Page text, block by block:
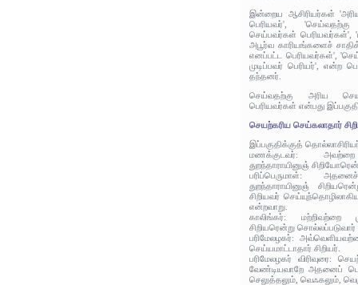
இன்றைய ஆசிரியர்கள்
பெரியவர்',
செய்பவர்கள் பெரியவர்கள்',
அபூர்வ காரியங்களைச்
எனப்பட்ட பெரியவர்கள்',
முடிப்பவர் பெரியர்', என்ற
தந்தனர்.
செய்வதற்கு அரிய
பெரியவர்கள் என்பது
செயற்கரிய செய்கலாதார்
இப்பகுதிக்குத்
மணக்குடவர்: அவற்றை
துறந்தாராயினுஞ்
பரிப்பெருமாள்:
துறந்தாராயினுஞ்
சிறியவர்
என்றவாறு.
காலிங்கர்: மற்றிவற்றை
சிறியரென்று
பரிமேலழகர்:
செய்யமாட்டாதார் சிறியர்.
பரிமேலழகர் விரிவுரை:
வேண்டியவாறே அதனைப்
செலுத்தலும், வெஃகலும்,